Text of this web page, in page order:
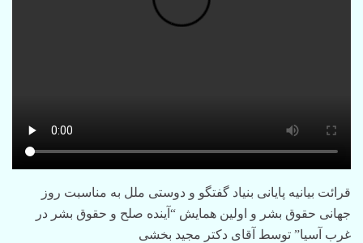
قرائت بیانیه پایانی بنیاد گفتگو و دوستی ملل به مناسبت روز
جهانی حقوق بشر و اولین همایش “آینده صلح و حقوق بشر در
غرب آسیا” توسط آقای دکتر مجید بخشی